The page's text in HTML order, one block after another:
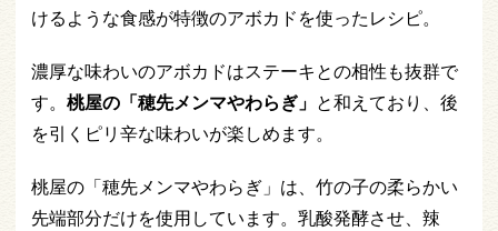
けるような食感が特徴のアボカドを使ったレシピ。
濃厚な味わいのアボカドはステーキとの相性も抜群で
す。 桃屋の「穂先メンマやわらぎ」 と和えており、後
を引くピリ辛な味わいが楽しめます。
桃屋の「穂先メンマやわらぎ」は、竹の子の柔らかい
先端部分だけを使用しています。乳酸発酵させ、辣